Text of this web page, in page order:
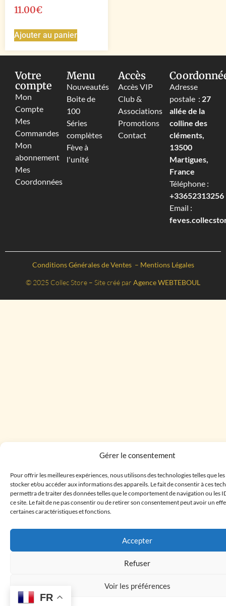
Gérer le consentement
Pour offrir les meilleures expériences, nous utilisons des technologies telles que
stocker et/ou accéder aux informations des appareils. Le fait de consentir à ces
permettra de traiter des données telles que le comportement de navigation ou les
ce site. Le fait de ne pas consentir ou de retirer son consentement peut avoir un
certaines caractéristiques et fonctions.
Accepter
Refuser
Voir les préférences
11.00€
Ajouter au panier
Votre
compte
Mon
Compte
Mes
Commandes
Mon
abonnement
Mes
Coordonnées
Menu
Nouveautés
Boite de
100
Séries
complètes
Fève à
l'unité
Accès
Accès VIP
Club &
Associations
Promotions
Contact
Adresse
postale : 27
allée de la
colline des
cléments,
13500
Martigues,
France
Téléphone :
+33652313256‬
Email :
Conditions Générales de Ventes – Mentions Légales
© 2025 Collec Store – Site créé par Agence WEBTEBOUL
FR